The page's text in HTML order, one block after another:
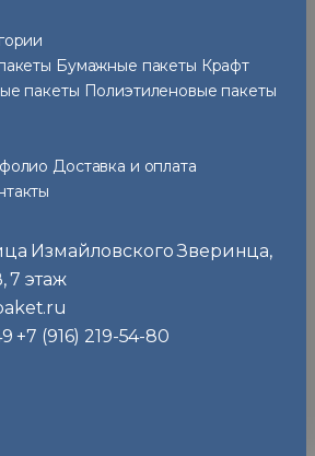
Бумажные пакеты Крафт
пакеты Полиэтиленовые пакеты
Доставка и оплата
Измайловского Зверинца,
7 этаж
+7 (916) 219-54-80